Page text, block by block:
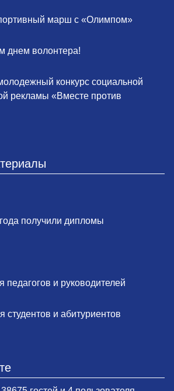
марш с «Олимпом»
днем волонтера!
конкурс социальной
рекламы «Вместе против
получили дипломы
и руководителей
студентов и абитуриентов